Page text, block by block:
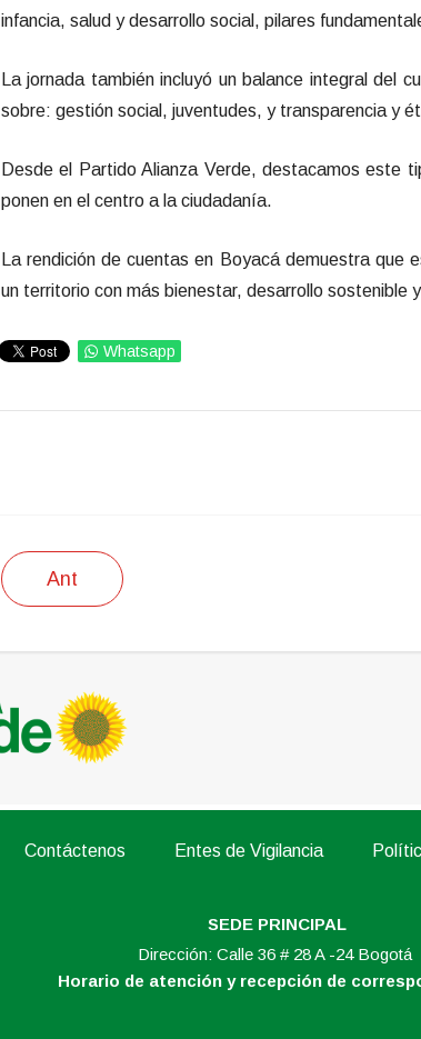
infancia, salud y desarrollo social, pilares
La jornada también incluyó un balance integral del
sobre: gestión social, juventudes, y transparencia y
Desde el Partido Alianza Verde, destacamos este
ponen en el centro a la ciudadanía.
La rendición de cuentas en Boyacá demuestra
un territorio con más bienestar, desarrollo sostenible
Whatsapp
Ant
Contáctenos Entes de Vigilancia
SEDE PRINCIPAL
Dirección: Calle 36 # 28 A -24 Bogotá
Horario de atención y recepción de